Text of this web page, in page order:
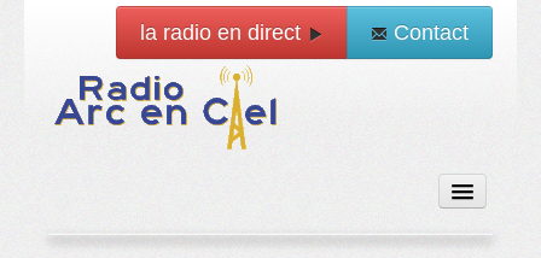
la radio en direct Contact
Accueil